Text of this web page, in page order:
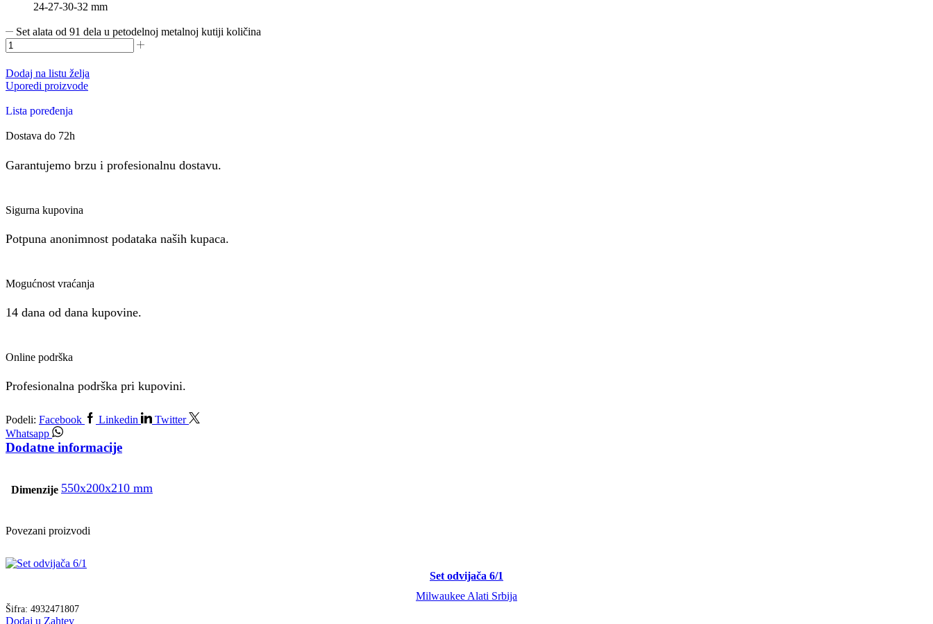
24-27-30-32 mm
Set alata od 91 dela u petodelnoj metalnoj kutiji količina
Dodaj na listu želja
Uporedi proizvode
Lista poređenja
Dostava do 72h
Garantujemo brzu i profesionalnu dostavu.
Sigurna kupovina
Potpuna anonimnost podataka naših kupaca.
Mogućnost vraćanja
14 dana od dana kupovine.
Online podrška
Profesionalna podrška pri kupovini.
Podeli: Facebook Linkedin
Twitter
Whatsapp
Dodatne informacije
Dimenzije 550x200x210 mm
Povezani proizvodi
Set odvijača 6/1
Milwaukee Alati Srbija
Šifra: 4932471807
Dodaj u Zahtev